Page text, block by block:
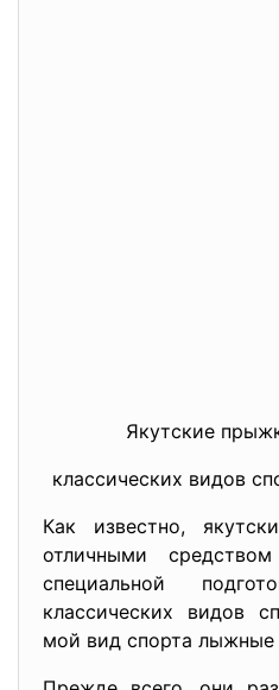
Якутские
классических видов
Как известно,
отличными
специальной
классических видов
мой вид спорта лыжные